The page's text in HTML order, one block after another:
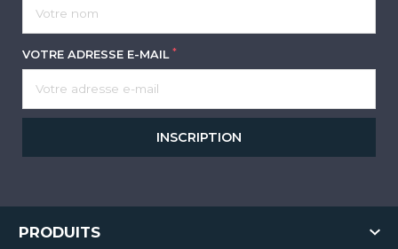
VOTRE ADRESSE E-MAIL*
INSCRIPTION
PRODUITS